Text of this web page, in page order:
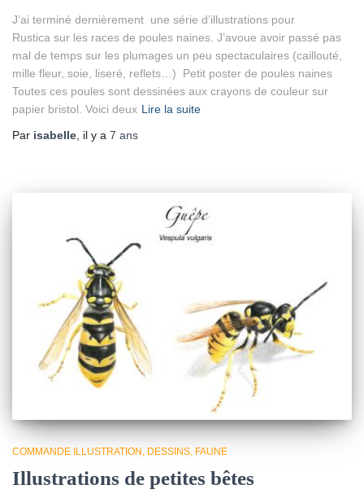
J’ai terminé dernièrement une série d’illustrations pour
Rustica sur les races de poules naines. J’avoue avoir passé pas
mal de temps sur les plumages un peu spectaculaires (caillouté,
mille fleur, soie, liseré, reflets…) Petit poster de poules naines
Toutes ces poules sont dessinées aux crayons de couleur sur
papier bristol. Voici deux Lire la suite
Par isabelle , il y a 7 ans
COMMANDE ILLUSTRATION DESSINS FAUNE
Illustrations de petites bêtes